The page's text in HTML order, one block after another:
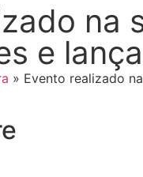
na
e
» Evento realizado